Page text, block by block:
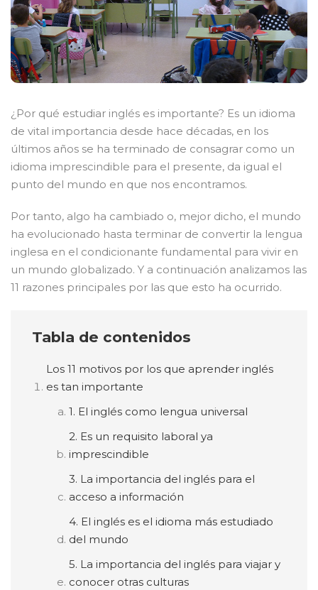
¿Por qué estudiar inglés es importante? Es un idioma
de vital importancia desde hace décadas, en los
últimos años se ha terminado de consagrar como un
idioma imprescindible para el presente, da igual el
punto del mundo en que nos encontramos.
Por tanto, algo ha cambiado o, mejor dicho, el mundo
ha evolucionado hasta terminar de convertir la lengua
inglesa en el condicionante fundamental para vivir en
un mundo globalizado. Y a continuación analizamos las
11 razones principales por las que esto ha ocurrido.
Tabla de contenidos
Los 11 motivos por los que aprender inglés
es tan importante
1. El inglés como lengua universal
2. Es un requisito laboral ya
imprescindible
3. La importancia del inglés para el
acceso a información
4. El inglés es el idioma más estudiado
del mundo
5. La importancia del inglés para viajar y
conocer otras culturas